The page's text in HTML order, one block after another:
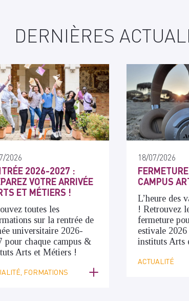
DERNIÈRES
2026
2026-2027 :
VOTRE ARRIVÉE
ET MÉTIERS !
toutes les
sur la rentrée de
universitaire 2026-
pour chaque campus &
Arts et Métiers !
FORMATIONS
18/07/2026
CAMPUS
L’heure des
! Retrouvez
fermeture
estivale
instituts Arts
ACTUALITÉ